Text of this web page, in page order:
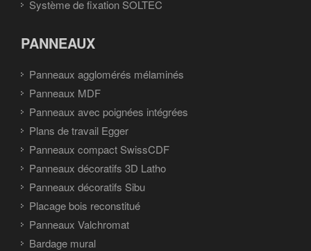
Système de fixation SOLTEC
PANNEAUX
Panneaux agglomérés mélaminés
Panneaux MDF
Panneaux avec poignées intégrées
Plans de travail Egger
Panneaux compact SwissCDF
Panneaux décoratifs 3D Latho
Panneaux décoratifs Sibu
Placage bois reconstitué
Panneaux Valchromat
Bardage mural